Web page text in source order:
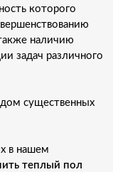
которого
наличию
задач различного
существенных
в нашем
теплый пол